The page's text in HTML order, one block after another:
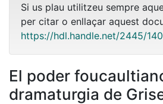
Si us plau utilitzeu sempre
per citar o enllaçar aquest
https://hdl.handle.net/2445/
El poder
dramaturgia de